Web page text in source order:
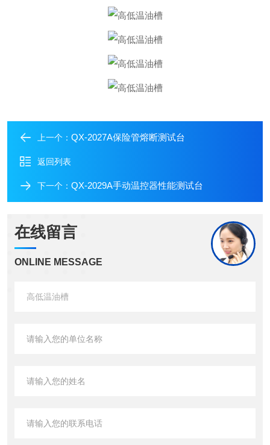
上一个： QX-2027A保险管熔断测试台
返回列表
下一个： QX-2029A手动温控器性能测试台
在线留言
ONLINE MESSAGE